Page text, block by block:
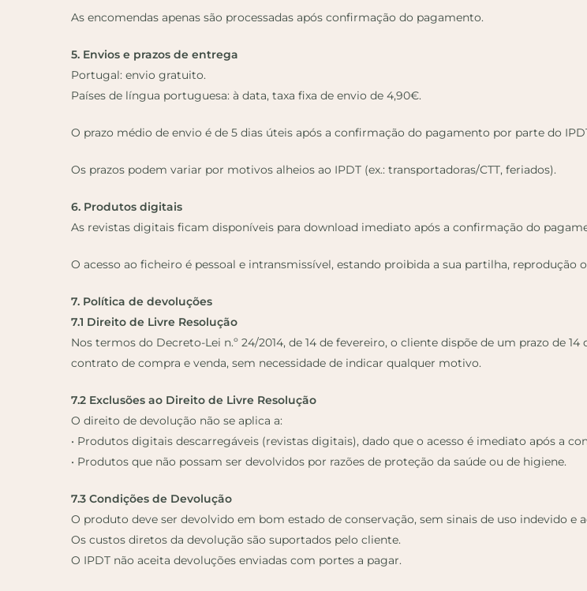
As encomendas apenas são processadas após confirmação do pagamento.
5. Envios e prazos de entrega
Portugal: envio gratuito.
Países de língua portuguesa: à data, taxa fixa de envio de 4,90€.
O prazo médio de envio é de 5 dias úteis após a confirmação do pagamento por parte do
Os prazos podem variar por motivos alheios ao IPDT (ex.: transportadoras/CTT, feriados).
6. Produtos digitais
As revistas digitais ficam disponíveis para download imediato após a confirmação do
O acesso ao ficheiro é pessoal e intransmissível, estando proibida a sua partilha, reprodução
7. Política de devoluções
7.1 Direito de Livre Resolução
Nos termos do Decreto-Lei n.º 24/2014, de 14 de fevereiro, o cliente dispõe de um prazo de
contrato de compra e venda, sem necessidade de indicar qualquer motivo.
7.2 Exclusões ao Direito de Livre Resolução
O direito de devolução não se aplica a:
• Produtos digitais descarregáveis (revistas digitais), dado que o acesso é imediato após a
• Produtos que não possam ser devolvidos por razões de proteção da saúde ou de higiene.
7.3 Condições de Devolução
O produto deve ser devolvido em bom estado de conservação, sem sinais de uso indevido e
Os custos diretos da devolução são suportados pelo cliente.
O IPDT não aceita devoluções enviadas com portes a pagar.